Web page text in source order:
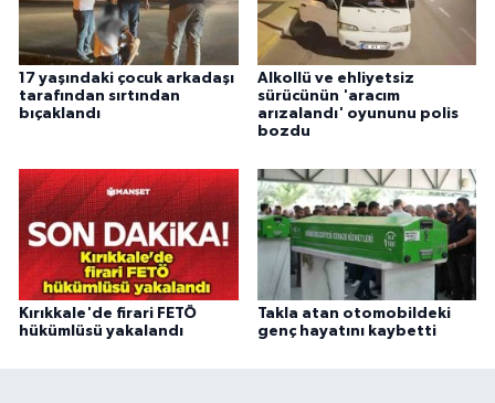
17 yaşındaki çocuk arkadaşı
tarafından sırtından
bıçaklandı
Alkollü ve ehliyetsiz
sürücünün 'aracım
arızalandı' oyununu polis
bozdu
Kırıkkale'de firari FETÖ
hükümlüsü yakalandı
Takla atan otomobildeki
genç hayatını kaybetti